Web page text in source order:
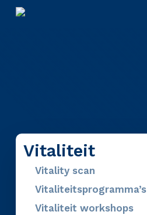
Skip
Vitaliteit
Vitality scan
Vitaliteitsprogramma’s
Vitaliteit workshops